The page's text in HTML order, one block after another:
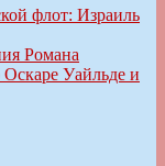
флот: Израиль
Романа
Оскаре Уайльде и